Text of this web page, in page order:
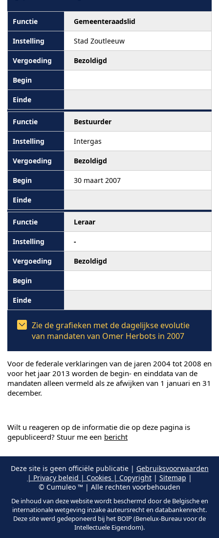
Gemeenteraadslid
Stad Zoutleeuw
Bezoldigd
Bestuurder
Intergas
Bezoldigd
30 maart 2007
Leraar
-
Bezoldigd
Zie de grafieken met de dagelijkse evolutie
van mandaten van Omer Herbots in 2007
Voor de federale verklaringen van de jaren 2004 tot 2008 en
voor het jaar 2013 worden de begin- en einddata van de
mandaten alleen vermeld als ze afwijken van 1 januari en 31
december.
Wilt u reageren op de informatie die op deze pagina is
gepubliceerd? Stuur me een bericht
Deze site is geen officiële publicatie | Gebruiksvoorwaarden
| Privacy beleid | Cookies | Copyright| Sitemap |
© Cumuleo ™ | Alle rechten voorbehouden
De inhoud van deze website wordt beschermd door de Belgische en
internationale wetgeving inzake auteursrecht en databankenrecht.
Deze site werd gedeponeerd bij het BOIP (Benelux-Bureau voor de
Intellectuele Eigendom).